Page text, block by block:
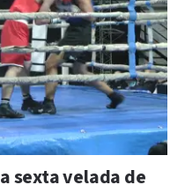
sexta velada de